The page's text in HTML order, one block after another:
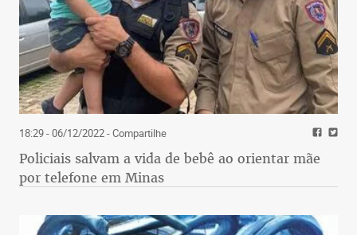
18:29 - 06/12/2022- Compartilhe
Policiais salvam a vida de bebê ao orientar mãe
por telefone em Minas